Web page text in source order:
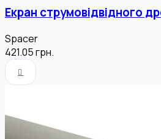
Екран струмовідвідного
Spacer
421.05грн.